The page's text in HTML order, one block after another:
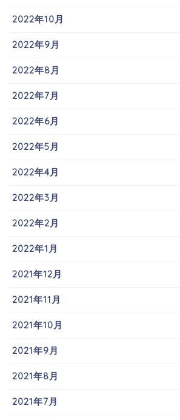
2022年10月
2022年9月
2022年8月
2022年7月
2022年6月
2022年5月
2022年4月
2022年3月
2022年2月
2022年1月
2021年12月
2021年11月
2021年10月
2021年9月
2021年8月
2021年7月